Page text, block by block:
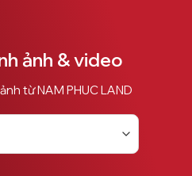
ảnh & video
từ NAM PHUC LAND